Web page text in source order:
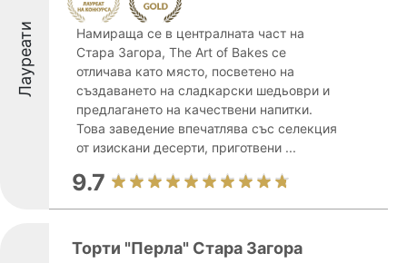
Лауреати
Намираща се в централната част на
Стара Загора, The Art of Bakes се
отличава като място, посветено на
създаването на сладкарски шедьоври и
предлагането на качествени напитки.
Това заведение впечатлява със селекция
от изискани десерти, приготвени ...
9.7
Торти "Перла" Стара Загора